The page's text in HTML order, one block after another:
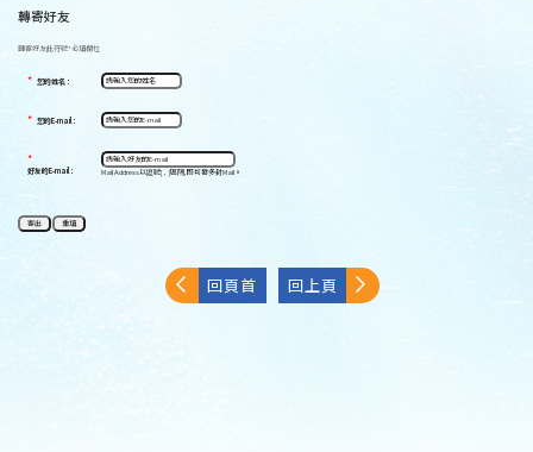
轉寄好友
轉寄好友此符號*必填欄位
* 您的姓名：
* 您的E-mail：
*
好友的E-mail： Mail Address以逗號[ , ]區隔,即可發多封Mail。
回頁首 回上頁